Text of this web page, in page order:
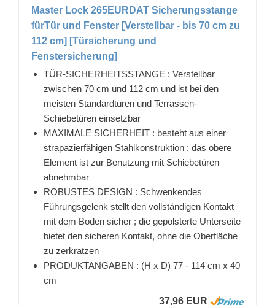
Master Lock 265EURDAT Sicherungsstange
fürTür und Fenster [Verstellbar - bis 70 cm zu
112 cm] [Türsicherung und
Fenstersicherung]
TÜR-SICHERHEITSSTANGE : Verstellbar
zwischen 70 cm und 112 cm und ist bei den
meisten Standardtüren und Terrassen-
Schiebetüren einsetzbar
MAXIMALE SICHERHEIT : besteht aus einer
strapazierfähigen Stahlkonstruktion ; das obere
Element ist zur Benutzung mit Schiebetüren
abnehmbar
ROBUSTES DESIGN : Schwenkendes
Führungsgelenk stellt den vollständigen Kontakt
mit dem Boden sicher ; die gepolsterte Unterseite
bietet den sicheren Kontakt, ohne die Oberfläche
zu zerkratzen
PRODUKTANGABEN : (H x D) 77 - 114 cm x 40
cm
37,96 EUR